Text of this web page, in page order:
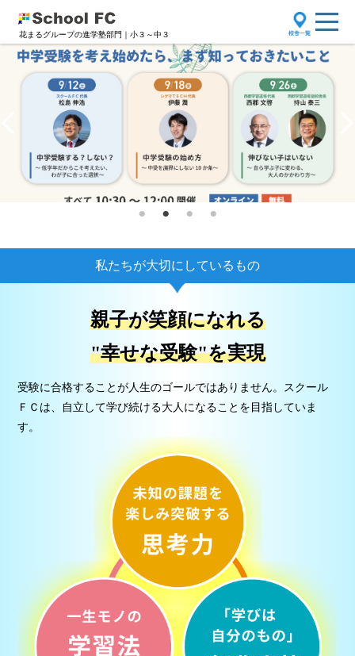
花まるグループの進学塾部門｜小３～中３
私たちが大切にしているもの
親子が笑顔になれる
"幸せな受験"を実現
受験に合格することが人生のゴールではありません。スクール
ＦＣは、自立して学び続ける大人になることを目指していま
す。